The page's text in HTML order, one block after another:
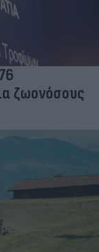
ζωονόσους